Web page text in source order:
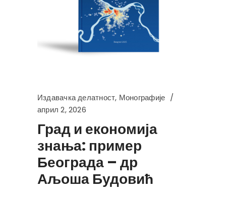
Издавачка делатност, Монографије
април 2, 2026
Град и економија
знања: пример
Београда – др
Аљоша Будовић